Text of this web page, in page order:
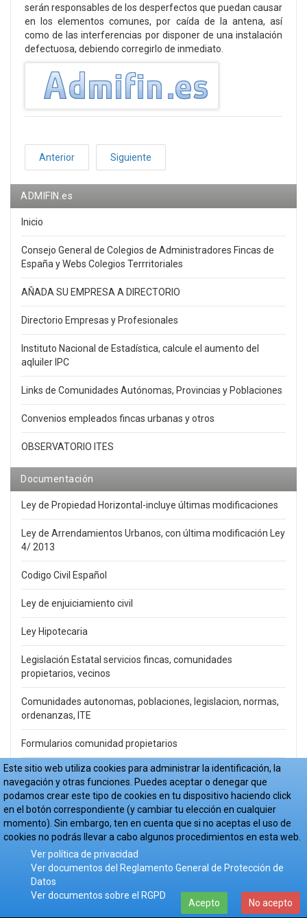
serán responsables de los desperfectos que puedan causar
en los elementos comunes, por caída de la antena, así
como de las interferencias por disponer de una instalación
defectuosa, debiendo corregirlo de inmediato.
Anterior Siguiente
ADMIFIN.es
Inicio
Consejo General de Colegios de Administradores Fincas de
España y Webs Colegios Terrritoriales
AÑADA SU EMPRESA A DIRECTORIO
Directorio Empresas y Profesionales
Instituto Nacional de Estadística, calcule el aumento del
aqluiler IPC
Links de Comunidades Autónomas, Provincias y Poblaciones
Convenios empleados fincas urbanas y otros
OBSERVATORIO ITES
Documentación
Ley de Propiedad Horizontal-incluye últimas modificaciones
Ley de Arrendamientos Urbanos, con última modificación Ley
4/ 2013
Codigo Civil Español
Ley de enjuiciamiento civil
Ley Hipotecaria
Legislación Estatal servicios fincas, comunidades
propietarios, vecinos
Comunidades autonomas, poblaciones, legislacion, normas,
ordenanzas, ITE
Formularios comunidad propietarios
Planos
Calendario Laboral varios ejercicios, IMPRIMIR
Redes sociales:
Este sitio web utiliza cookies para administrar la identificación, la
navegación y otras funciones. Puedes aceptar o denegar que
podamos crear este tipo de cookies en tu dispositivo haciendo click
en el botón correspondiente (y cambiar tu elección en cualquier
momento). Sin embargo, ten en cuenta que si no aceptas el uso de
cookies no podrás llevar a cabo algunos procedimientos en esta web.
Ver política de privacidad
Ver documentos del Reglamento General de Protección de
Datos
Ver documentos sobre el RGPD
No acepto
Acepto